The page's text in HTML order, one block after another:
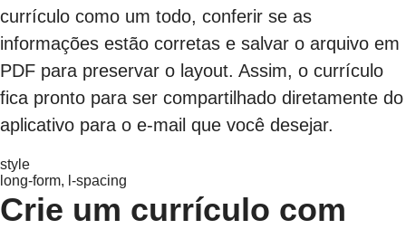
currículo como um todo, conferir se as
informações estão corretas e salvar o arquivo em
PDF para preservar o layout. Assim, o currículo
fica pronto para ser compartilhado diretamente do
aplicativo para o e-mail que você desejar.
style
long-form, l-spacing
Crie um currículo com